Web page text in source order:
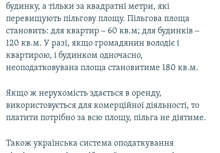
будинку, а тільки за квадратні метри, які
перевищують пільгову площу. Пільгова площа
становить: для квартир ‒ 60 кв.м; для будинків ‒
120 кв.м. У разі, якщо громадянин володіє і
квартирою, і будинком одночасно,
неоподатковувана площа становитиме 180 кв.м.
Якщо ж нерухомість здається в оренду,
використовується для комерційної діяльності, то
платити потрібно за всю площу, пільга не діятиме.
Також українська система оподаткування